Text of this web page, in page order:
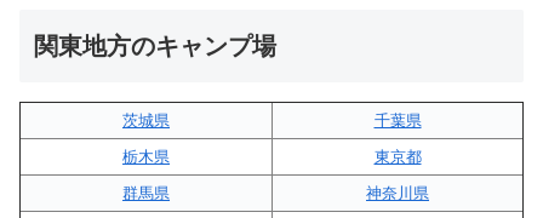
関東地方のキャンプ場
茨城県
千葉県
栃木県
東京都
群馬県
神奈川県